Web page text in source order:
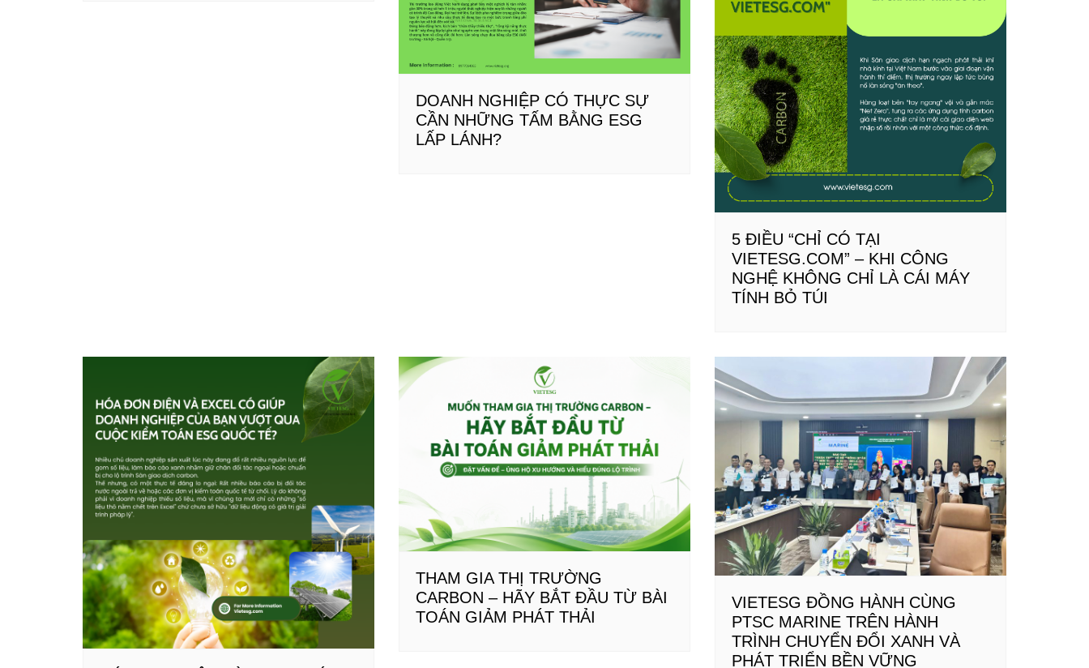
DOANH NGHIỆP CÓ THỰC SỰ
CẦN NHỮNG TẤM BẰNG ESG
LẤP LÁNH?
5 ĐIỀU “CHỈ CÓ TẠI
VIETESG.COM” – KHI CÔNG
NGHỆ KHÔNG CHỈ LÀ CÁI MÁY
TÍNH BỎ TÚI
THAM GIA THỊ TRƯỜNG
CARBON – HÃY BẮT ĐẦU TỪ BÀI
TOÁN GIẢM PHÁT THẢI
VIETESG ĐỒNG HÀNH CÙNG
PTSC MARINE TRÊN HÀNH
TRÌNH CHUYỂN ĐỔI XANH VÀ
PHÁT TRIỂN BỀN VỮNG